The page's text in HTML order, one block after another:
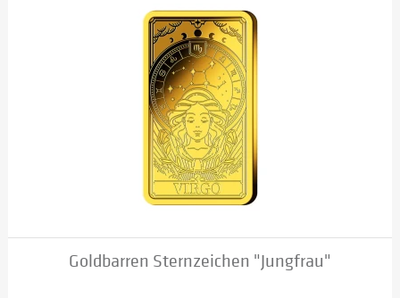
Goldbarren Sternzeichen "Jungfrau"